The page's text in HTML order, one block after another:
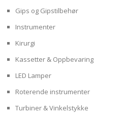
Gips og Gipstilbehør
Instrumenter
Kirurgi
Kassetter & Oppbevaring
LED Lamper
Roterende instrumenter
Turbiner & Vinkelstykke